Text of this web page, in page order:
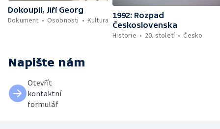
Dokoupil, Jiří Georg
Dokument
Osobnosti Kultura
1992: Rozpad
Československa
Historie
20. století Česko
Napište nám
Otevřít
kontaktní
formulář